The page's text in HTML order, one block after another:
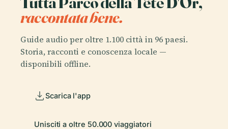
raccontata bene.
Guide audio per oltre 1.100 città in 96 paesi.
Storia, racconti e conoscenza locale —
disponibili offline.
Scarica l'app
Unisciti a oltre 50.000 viaggiatori